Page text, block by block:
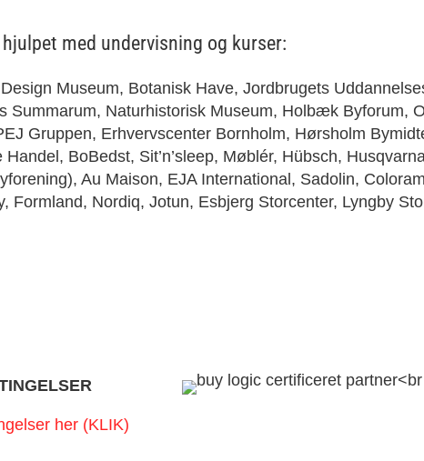
med undervisning og kurser:
Museum, Botanisk Have, Jordbrugets
Summarum, Naturhistorisk Museum, Holbæk Byforum,
Gruppen, Erhvervscenter Bornholm, Hørsholm
BoBedst, Sit’n’sleep, Møblér, Hübsch,
Au Maison, EJA International, Sadolin,
Nordiq, Jotun, Esbjerg Storcenter, Lyngby
her (KLIK)